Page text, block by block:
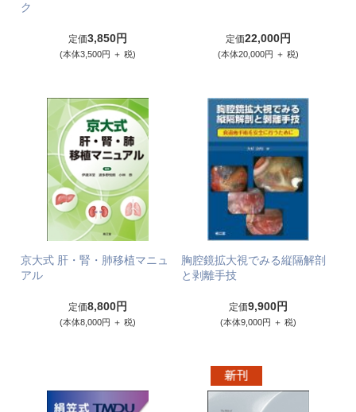
ク
定価3,850円
(本体3,500円 ＋ 税)
定価22,000円
(本体20,000円 ＋ 税)
京大式 肝・腎・肺移植マニュ
アル
定価8,800円
(本体8,000円 ＋ 税)
胸腔鏡拡大視でみる縦隔解剖
と剥離手技
定価9,900円
(本体9,000円 ＋ 税)